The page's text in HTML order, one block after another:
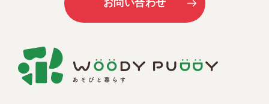
お問い合わせ